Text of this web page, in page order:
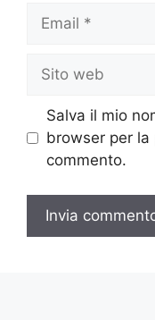
Email
Sito
web
Salva il mio
browser per la
commento.